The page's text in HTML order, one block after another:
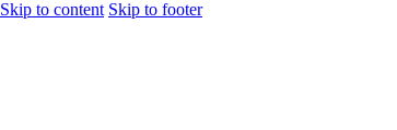
Skip to content Skip to footer